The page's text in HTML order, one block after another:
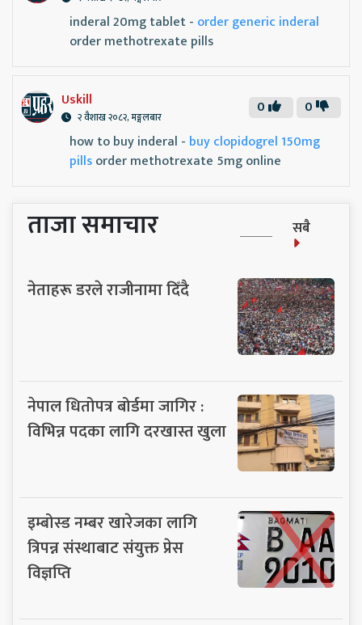
inderal 20mg tablet - order generic inderal
order methotrexate pills
Uskill
२ वैशाख २०८२, मङ्गलबार 0
0
how to buy inderal - buy clopidogrel 150mg
pillsorder methotrexate 5mg online
ताजा समाचार सबै
नेताहरू डरले राजीनामा दिँदै
नेपाल धितोपत्र बोर्डमा जागिर :
विभिन्न पदका लागि दरखास्त खुला
इम्बोस्ड नम्बर खारेजका लागि
त्रिपन्न संस्थाबाट संयुक्त प्रेस
विज्ञप्ति